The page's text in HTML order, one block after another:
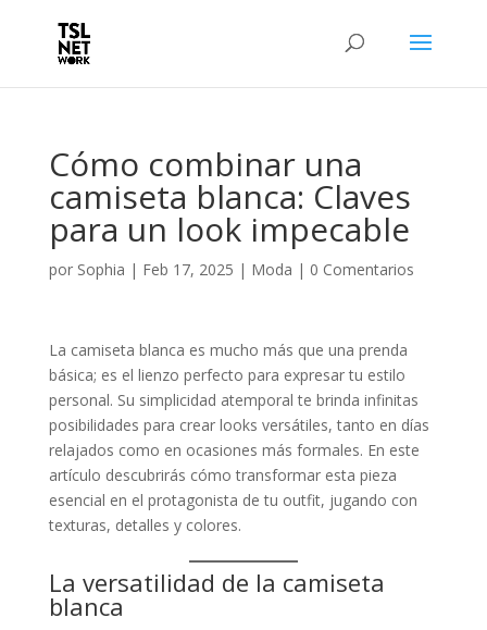
Cómo combinar una
camiseta blanca: Claves
para un look impecable
por Sophia | Feb 17, 2025 | Moda | 0 Comentarios
La camiseta blanca es mucho más que una prenda
básica; es el lienzo perfecto para expresar tu estilo
personal. Su simplicidad atemporal te brinda infinitas
posibilidades para crear looks versátiles, tanto en días
relajados como en ocasiones más formales. En este
artículo descubrirás cómo transformar esta pieza
esencial en el protagonista de tu outfit, jugando con
texturas, detalles y colores.
La versatilidad de la camiseta
blanca